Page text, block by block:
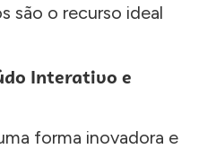
são o recurso ideal
Interativo e
forma inovadora e